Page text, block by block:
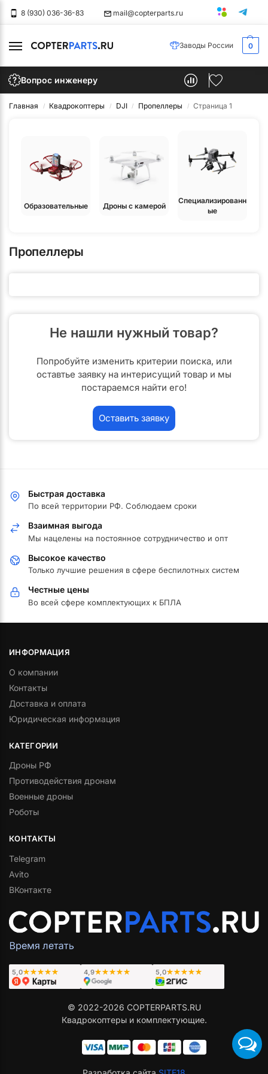
8 (930) 036-36-83 mail@copterparts.ru
Заводы России 0
дронов
БлогКонтакты
Вопрос инженеру
Главная / Квадрокоптеры / DJI / Пропеллеры / Страница 1
Образовательные Дроны с камерой
Специализированн
ые
Пропеллеры
Не нашли нужный товар?
Попробуйте изменить критерии поиска, или
оставтье заявку на интерисущий товар и мы
постараемся найти его!
Оставить заявку
Быстрая доставка
По всей территории РФ. Соблюдаем сроки
Взаимная выгода
Мы нацелены на постоянное сотрудничество и опт
Высокое качество
Только лучшие решения в сфере беспилотных систем
Честные цены
Во всей сфере комплектующих к БПЛА
ИНФОРМАЦИЯ
О компании
Контакты
Доставка и оплата
Юридическая информация
КАТЕГОРИИ
Дроны РФ
Противодействия дронам
Военные дроны
Роботы
КОНТАКТЫ
Telegram
Avito
ВКонтакте
5,0★★★★★ 4,9★★★★★ 5,0★★★★★
© 2022-2026 COPTERPARTS.RU
Квадрокоптеры и комплектующие.